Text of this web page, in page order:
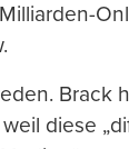
Brack
diese